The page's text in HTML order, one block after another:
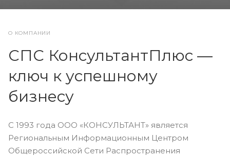
О КОМПАНИИ
СПС КонсультантПлюс —
ключ к успешному
бизнесу
С 1993 года ООО «КОНСУЛЬТАНТ» является
Региональным Информационным Центром
Общероссийской Сети Распространения